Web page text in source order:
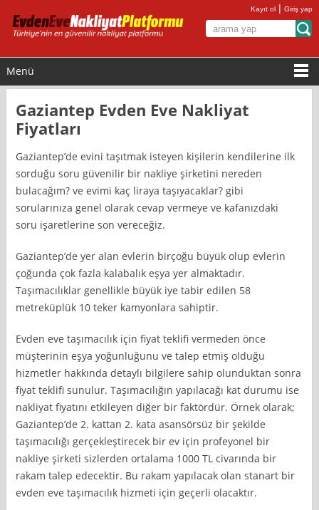
Kayıt ol |Giriş yap
Menü
Gaziantep Evden Eve Nakliyat
Fiyatları
Gaziantep’de evini taşıtmak isteyen kişilerin kendilerine ilk
sorduğu soru güvenilir bir nakliye şirketini nereden
bulacağım? ve evimi kaç liraya taşıyacaklar? gibi
sorularınıza genel olarak cevap vermeye ve kafanızdaki
soru işaretlerine son vereceğiz.
Gaziantep’de yer alan evlerin birçoğu büyük olup evlerin
çoğunda çok fazla kalabalık eşya yer almaktadır.
Taşımacılıklar genellikle büyük iye tabir edilen 58
metreküplük 10 teker kamyonlara sahiptir.
Evden eve taşımacılık için fiyat teklifi vermeden önce
müşterinin eşya yoğunluğunu ve talep etmiş olduğu
hizmetler hakkında detaylı bilgilere sahip olunduktan sonra
fiyat teklifi sunulur. Taşımacılığın yapılacağı kat durumu ise
nakliyat fiyatını etkileyen diğer bir faktördür. Örnek olarak;
Gaziantep’de 2. kattan 2. kata asansörsüz bir şekilde
taşımacılığı gerçekleştirecek bir ev için profeyonel bir
nakliye şirketi sizlerden ortalama 1000 TL civarında bir
rakam talep edecektir. Bu rakam yapılacak olan stanart bir
evden eve taşımacılık hizmeti için geçerli olacaktır.